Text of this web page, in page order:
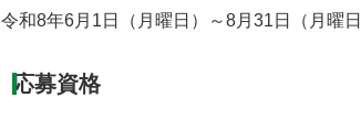
令和8年6月1日（月曜日）～8月31日（月曜日
応募資格